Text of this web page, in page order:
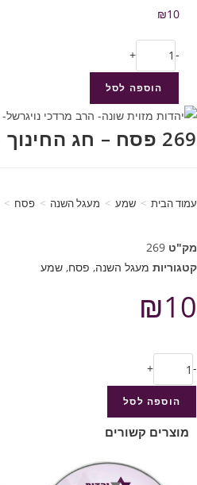
₪10
-
+
הוספה לסל
269 פסח – חג החינוך (מעגל השנה)
עמוד הבית > שמע > מעגל השנה > פסח >
מק"ט 269
קטגוריות מעגל השנה, פסח, שמע
₪10
-
+
הוספה לסל
מוצרים קשורים